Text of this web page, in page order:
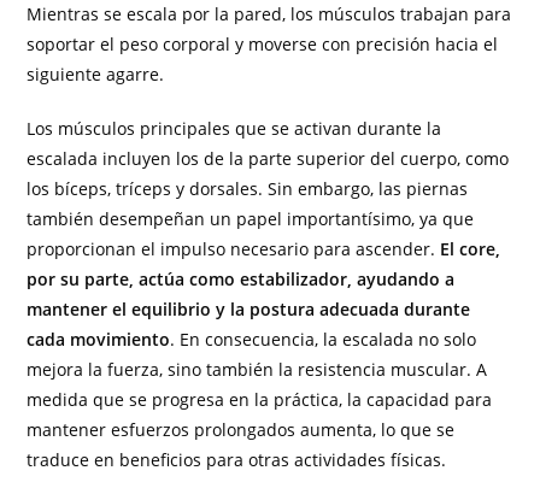
Mientras se escala por la pared, los músculos trabajan para
soportar el peso corporal y moverse con precisión hacia el
siguiente agarre.
Los músculos principales que se activan durante la
escalada incluyen los de la parte superior del cuerpo, como
los bíceps, tríceps y dorsales. Sin embargo, las piernas
también desempeñan un papel importantísimo, ya que
proporcionan el impulso necesario para ascender. El core,
por su parte, actúa como estabilizador, ayudando a
mantener el equilibrio y la postura adecuada durante
cada movimiento. En consecuencia, la escalada no solo
mejora la fuerza, sino también la resistencia muscular. A
medida que se progresa en la práctica, la capacidad para
mantener esfuerzos prolongados aumenta, lo que se
traduce en beneficios para otras actividades físicas.